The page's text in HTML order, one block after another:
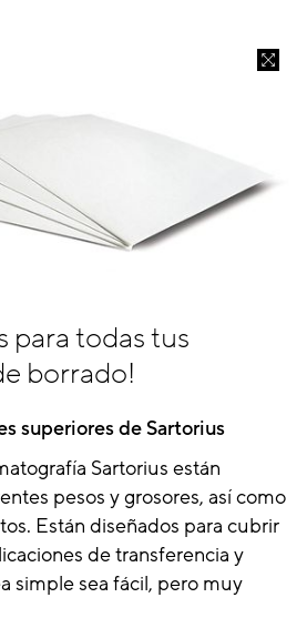
para todas tus
borrado!
superiores de Sartorius
Sartorius están
pesos y grosores, así como
Están diseñados para cubrir
de transferencia y
simple sea fácil, pero muy